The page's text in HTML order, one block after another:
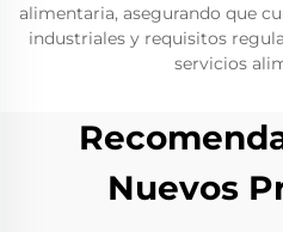
alimentaria, asegurando que
industriales y requisitos
servicios
Nuevos